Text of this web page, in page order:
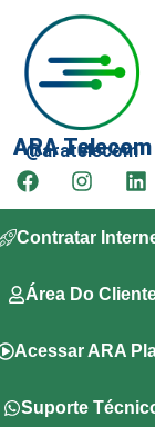
ARA Telecom
@aratelecom
Contratar
Área Do
Acessar ARA
Suporte